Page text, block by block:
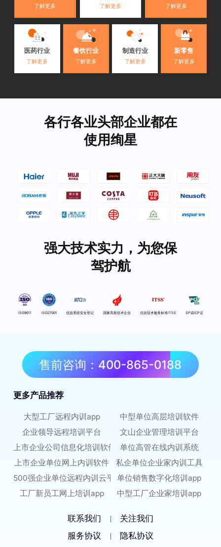
了解更多 了解更多 了解更多
医药行业
了解更多
餐饮行业
了解更多
制造行业
了解更多
新零售
了解更多
各行各业头部企业都在
使用绚星
强大技术实力，为您保
驾护航
ISO9011 ISO27001 信息系统安全登记 国家高新技术企业 信息技术服务标准ITSS SP或ICP证
售前咨询：400-865-0188
更多产品推荐
大型工厂远程内训app
中型单位高层培训软件
企业领导远程培训平台
文山企业管理培训平台
上市企业公司信息化培训软件
单位高管在线内训系统
上市企业单位网上内训软件
私企单位企业家内训工具
500强企业单位远程内训云平台单位销售数字化培训app
工厂新员工网上培训app
中型工厂企业家培训app
联系我们 |
关注我们
服务协议
| 隐私协议